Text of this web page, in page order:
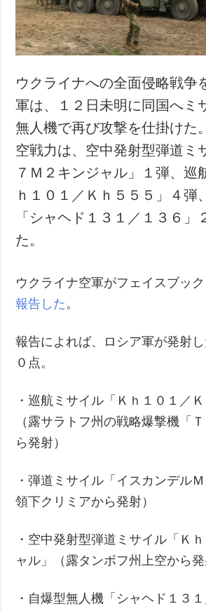
事故・緊急事態
追加
特集
インタビュー
写真
動画
サ
購
フ
ウクライナへの全面侵略戦争
軍は、１２日未明に同国へミ
無人機で再び攻撃を仕掛けた
空戦力は、空中発射型弾道ミ
７Ｍ２キンジャル」１弾、巡
ｈ１０１／Ｋｈ５５５」４弾
「シャヘド１３１／１３６」
た。
ウクライナ空軍がフェイスブッ
報告した 。
報告によれば、ロシア軍が発射
０点。
・巡航ミサイル「Ｋｈ１０１／
（露サラトフ州の戦略爆撃機「
ら発射）
・弾道ミサイル「イスカンデル
領下クリミアから発射）
・空中発射型弾道ミサイル「Ｋ
ャル」（露タンボフ州上空から発
・自爆型無人機「シャヘド１３